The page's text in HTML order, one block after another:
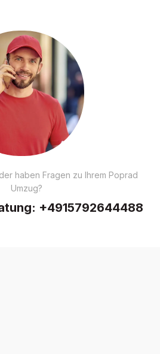
haben Fragen zu Ihrem Poprad
Umzug?
+4915792644488